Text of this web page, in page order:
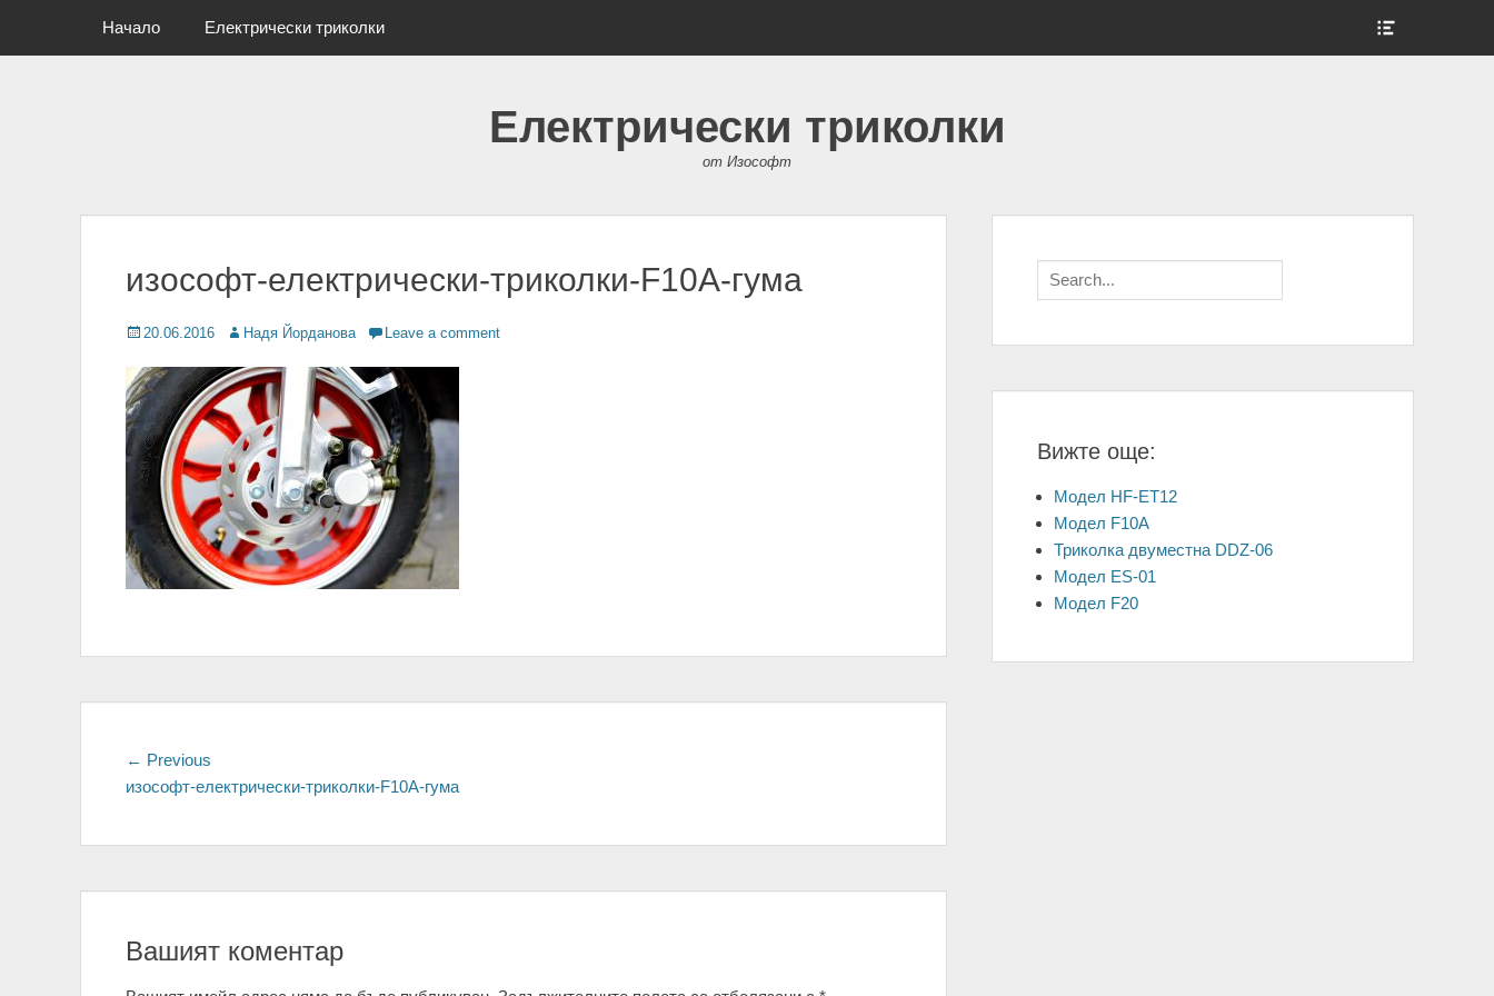
Primary Menu
Начало Електрически триколки
Header
Електрически триколки
от Изософт
изософт-електрически-триколки-F10A-гума
Posted
20.06.2016 Author
Надя Йорданова Leave a comment
Навигация
← Previous
post:
изософт-електрически-триколки-F10A-гума
Вашият коментар
Search
for:
Вижте още:
Модел HF-ET12
Модел F10A
Триколка двуместна DDZ-06
Модел ES-01
Модел F20